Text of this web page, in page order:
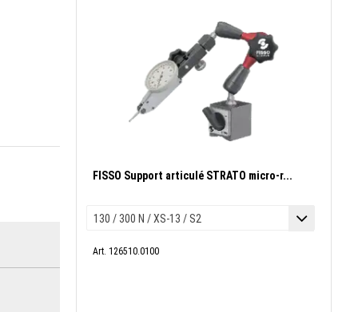
FISSO Support articulé STRATO micro-r...
Art. 126510.0100